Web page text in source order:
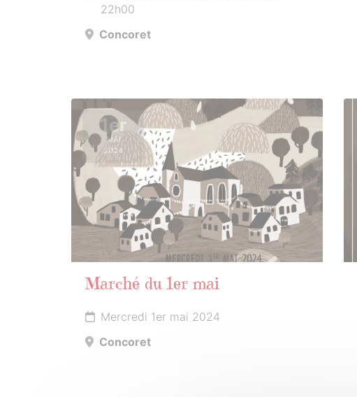
22h00
Concoret
1er
MAI
2024
Marché du 1er mai
Mercredi 1er mai 2024
Concoret